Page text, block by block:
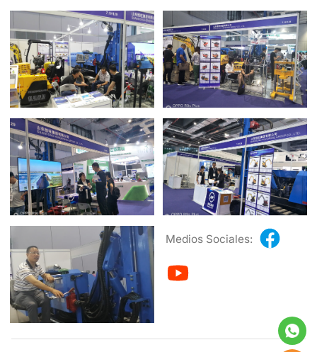
Medios Sociales: